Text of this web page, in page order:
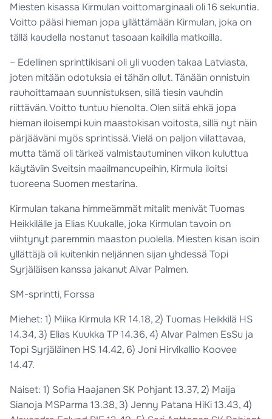
Miesten kisassa Kirmulan voittomarginaali oli 16 sekuntia.
Voitto pääsi hieman jopa yllättämään Kirmulan, joka on
tällä kaudella nostanut tasoaan kaikilla matkoilla.
– Edellinen sprinttikisani oli yli vuoden takaa Latviasta,
joten mitään odotuksia ei tähän ollut. Tänään onnistuin
rauhoittamaan suunnistuksen, sillä tiesin vauhdin
riittävän. Voitto tuntuu hienolta. Olen siitä ehkä jopa
hieman iloisempi kuin maastokisan voitosta, sillä nyt näin
pärjääväni myös sprintissä. Vielä on paljon viilattavaa,
mutta tämä oli tärkeä valmistautuminen viikon kuluttua
käytäviin Sveitsin maailmancupeihin, Kirmula iloitsi
tuoreena Suomen mestarina.
Kirmulan takana himmeämmät mitalit menivät Tuomas
Heikkilälle ja Elias Kuukalle, joka Kirmulan tavoin on
viihtynyt paremmin maaston puolella. Miesten kisan isoin
yllättäjä oli kuitenkin neljännen sijan yhdessä Topi
Syrjäläisen kanssa jakanut Alvar Palmen.
SM-sprintti, Forssa
Miehet: 1) Miika Kirmula KR 14.18, 2) Tuomas Heikkilä HS
14.34, 3) Elias Kuukka TP 14.36, 4) Alvar Palmen EsSu ja
Topi Syrjäläinen HS 14.42, 6) Joni Hirvikallio Koovee
14.47.
Naiset: 1) Sofia Haajanen SK Pohjant 13.37, 2) Maija
Sianoja MSParma 13.38, 3) Jenny Patana HiKi 13.43, 4)